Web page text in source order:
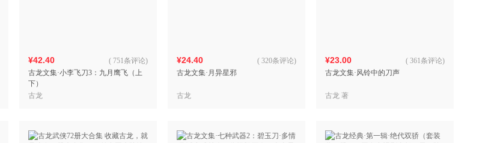
手机通讯
家用电器
¥42.40
古龙文集·小李飞刀3：九月鹰飞（上
下）
( 751条评论)
古龙
¥24.40
古龙文集·月异星邪
( 320条评论)
古龙
¥23.00
古龙文集·风铃中的刀声
( 361条评论)
古龙 著